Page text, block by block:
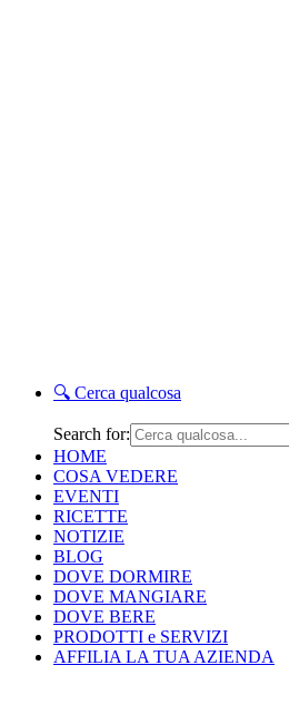
🔍 Cerca qualcosa
Search for:
HOME
COSA VEDERE
EVENTI
RICETTE
NOTIZIE
BLOG
DOVE DORMIRE
DOVE MANGIARE
DOVE BERE
PRODOTTI e SERVIZI
AFFILIA LA TUA AZIENDA